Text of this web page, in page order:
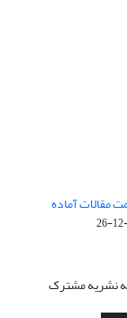
مقالات آماده
نشریه مشترک